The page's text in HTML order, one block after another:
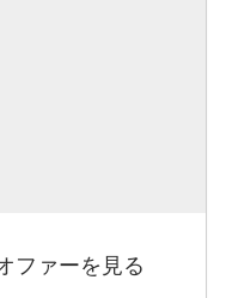
ファーを見る